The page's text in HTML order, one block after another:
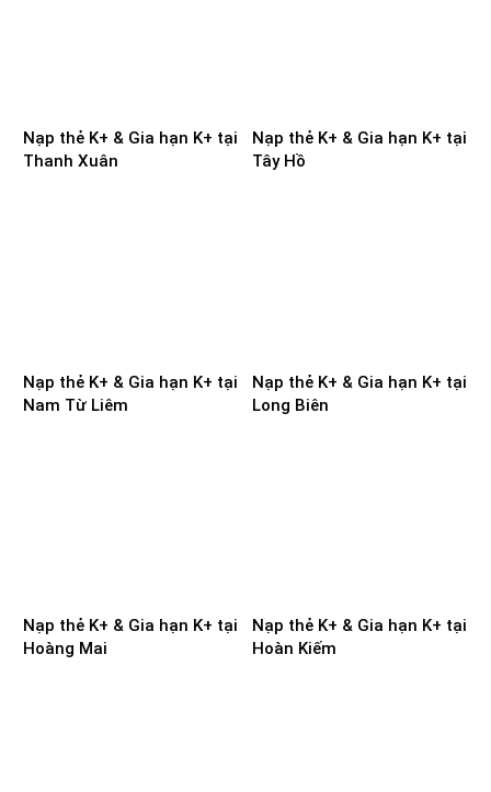
Nạp thẻ K+ & Gia hạn K+ tại
Thanh Xuân
Nạp thẻ K+ & Gia hạn K+ tại
Tây Hồ
Nạp thẻ K+ & Gia hạn K+ tại
Nam Từ Liêm
Nạp thẻ K+ & Gia hạn K+ tại
Long Biên
Nạp thẻ K+ & Gia hạn K+ tại
Hoàng Mai
Nạp thẻ K+ & Gia hạn K+ tại
Hoàn Kiếm